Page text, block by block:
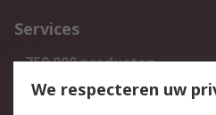
Services
750.000 producten
Bestellen
We respecteren uw